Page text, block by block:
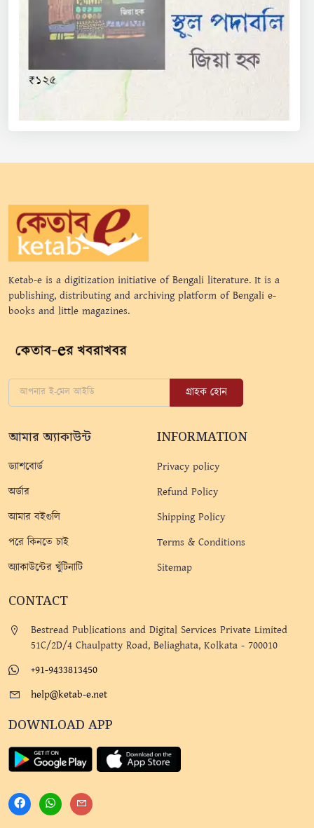
Ketab-e is a digitization initiative of Bengali literature. It is a
publishing, distributing and archiving platform of Bengali e-
books and little magazines.
গ্রাহক হোন
আমার অ্যাকাউন্ট
ড্যাশবোর্ড
অর্ডার
আমার বইগুলি
পরে কিনতে চাই
অ্যাকাউন্টের খুঁটিনাটি
INFORMATION
Privacy policy
Refund Policy
Shipping Policy
Terms & Conditions
Sitemap
CONTACT
Bestread Publications and Digital Services Private Limited
51C/2D/4 Chaulpatty Road, Beliaghata, Kolkata - 700010
+91-9433813450
help@ketab-e.net
DOWNLOAD APP